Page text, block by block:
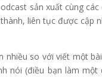
sản xuất cùng
liên tục được cập
nhiều so với viết một
nói (điều bạn làm